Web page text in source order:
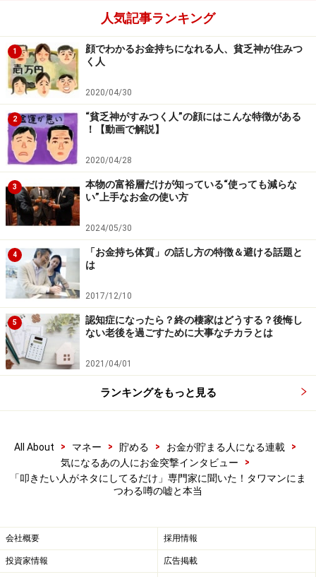
――Q. タワマンの価格上昇は何かと話題になりますが、
同じ湾岸エリアでもタワマン周辺にある、いわゆる普通
のマンション価格の傾向について教えてもらえますか？
藤田さん：価格面では上がっていますが、これには時差
があります。価格上昇の震源地はやはりタワマンです。
そこから上昇をはじめ、「他が上がったから、こっち
も」というように、徐々にタワマン周辺のマンションに
波及していく傾向です。
――周辺マンション価格の、上がり幅という面ではどうで
すか？
藤田さん：タワマンよりは鈍いですね。ただ、
ションのほうが万が一の時は底堅い
震災などがあったときに、海外の人はリスクを避けるた
めあっさり物件を売り払って逃げていく可能性があるわ
けです。そういったときに、投資家が多いタワマンでは
なく、実需の人（住んでいる人）が多いマンションのほ
うが底堅い気がします。この点が海外の方が多く買って
――底堅いというのをもう少し詳しく教えてください。
えれば（タワマン）相場も下がりやすくなる。逆に実需
で買っている場合は住み続ける限り売られないので、
人気記事ランキング
1
顔でわかるお金持ちになれる人、貧乏神が住みつ
く人
2020/04/30
2
“貧乏神がすみつく人”の顔にはこんな特徴がある
！【動画で解説】
2020/04/28
3
本物の富裕層だけが知っている“使っても減らな
い”上手なお金の使い方
2024/05/30
4
「お金持ち体質」の話し方の特徴＆避ける話題と
は
2017/12/10
5
認知症になったら？終の棲家はどうする？後悔し
ない老後を過ごすために大事なチカラとは
2021/04/01
ランキングをもっと見る
All About > マネー > 貯める > お金が貯まる人になる連載
>
気になるあの人にお金突撃インタビュー
>
「叩きたい人がネタにしてるだけ」専門家に聞いた！タワマンにま
つわる噂の嘘と本当
会社概要 採用情報
投資家情報 広告掲載